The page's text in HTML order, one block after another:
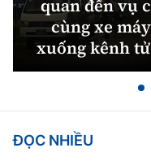
quan đến vụ
cùng xe
xuống kênh
ĐỌC NHIỀU